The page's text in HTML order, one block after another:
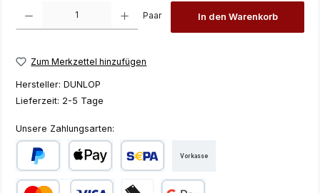
Produkt Anzahl: Gib den gewünschten Wert ein oder benutze die
Paar In den Warenkorb
Zum Merkzettel hinzufügen
Hersteller: DUNLOP
Lieferzeit: 2-5 Tage
Unsere Zahlungsarten:
PayPal Apple Pay SEPA Lastschrift
Vorkasse